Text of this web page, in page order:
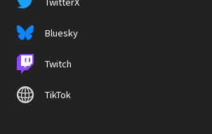
Bluesky
Twitch
TikTok